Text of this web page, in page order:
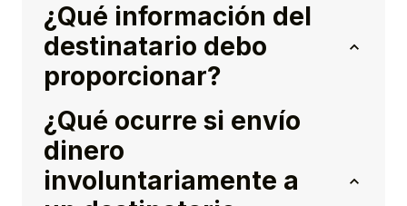
¿Qué información del
destinatario debo
proporcionar?
¿Qué ocurre si envío
dinero
involuntariamente a